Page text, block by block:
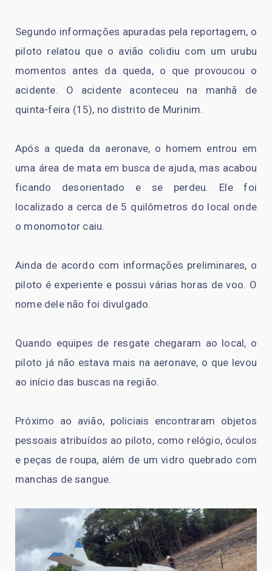
Segundo informações apuradas pela reportagem, o
piloto relatou que o avião colidiu com um urubu
momentos antes da queda, o que provoucou o
acidente. O acidente aconteceu na manhã de
quinta-feira (15), no distrito de Murinim.
Após a queda da aeronave, o homem entrou em
uma área de mata em busca de ajuda, mas acabou
ficando desorientado e se perdeu. Ele foi
localizado a cerca de 5 quilômetros do local onde
o monomotor caiu.
Ainda de acordo com informações preliminares, o
piloto é experiente e possui várias horas de voo. O
nome dele não foi divulgado.
Quando equipes de resgate chegaram ao local, o
piloto já não estava mais na aeronave, o que levou
ao início das buscas na região.
Próximo ao avião, policiais encontraram objetos
pessoais atribuídos ao piloto, como relógio, óculos
e peças de roupa, além de um vidro quebrado com
manchas de sangue.